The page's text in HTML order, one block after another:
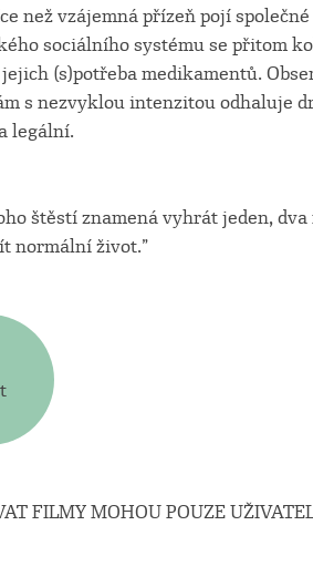
než vzájemná přízeň pojí
sociálního systému se přitom
(s)potřeba medikamentů.
s nezvyklou intenzitou odhaluje
legální.
štěstí znamená vyhrát jeden,
normální život.”
FILMY MOHOU POUZE